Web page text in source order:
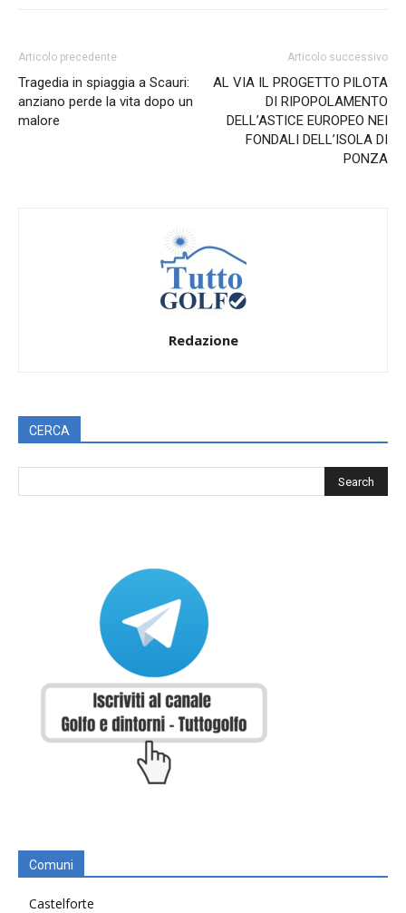
Articolo precedente
Tragedia in spiaggia a Scauri:
anziano perde la vita dopo un
malore
Articolo successivo
AL VIA IL PROGETTO PILOTA
DI RIPOPOLAMENTO
DELL’ASTICE EUROPEO NEI
FONDALI DELL’ISOLA DI
PONZA
Redazione
CERCA
Comuni
Castelforte